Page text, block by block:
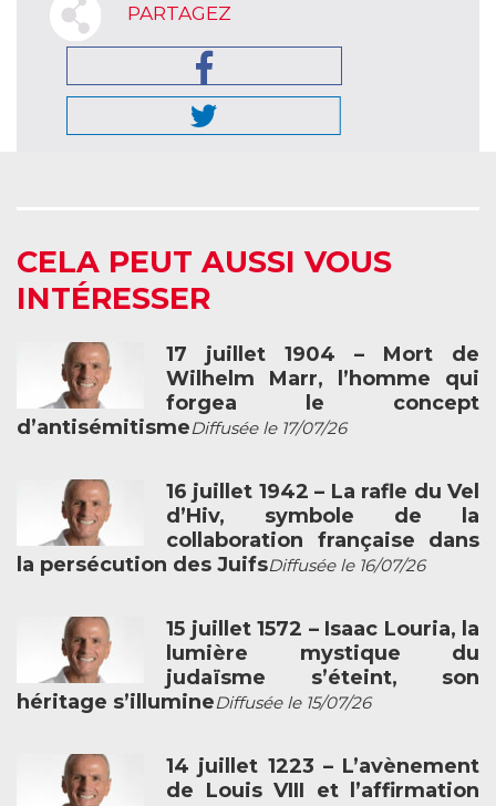
PARTAGEZ
CELA PEUT AUSSI VOUS
INTÉRESSER
17 juillet 1904 – Mort de
Wilhelm Marr, l’homme qui
forgea le concept
d’antisémitismeDiffusée le 17/07/26
16 juillet 1942 – La rafle du Vel
d’Hiv, symbole de la
collaboration française dans
la persécution des JuifsDiffusée le 16/07/26
15 juillet 1572 – Isaac Louria, la
lumière mystique du
judaïsme s’éteint, son
héritage s’illumineDiffusée le 15/07/26
14 juillet 1223 – L’avènement
de Louis VIII et l’affirmation